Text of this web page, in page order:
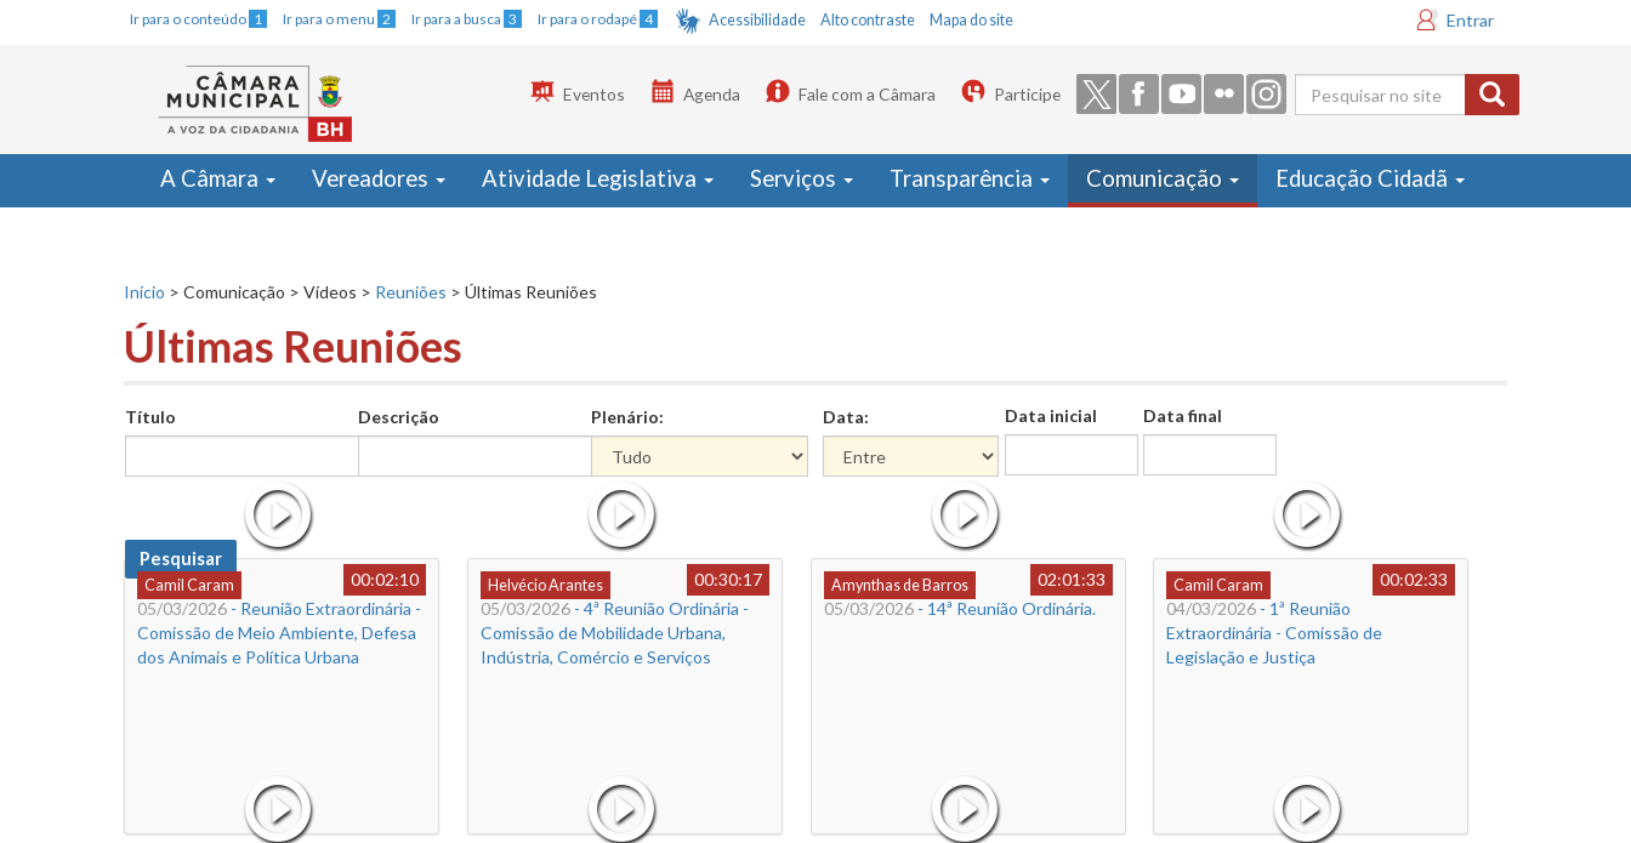
Ir para o conteúdo 1 Ir para o menu 2 Ir para a busca 3 Ir para o rodapé 4 Acessibilidade Alto contraste Mapa do site Entrar
Formulário
de busca
Eventos Agenda Fale com a Câmara Participe
A Câmara Vereadores Atividade Legislativa Serviços Transparência Comunicação Educação Cidadã
Início > Comunicação > Vídeos > Reuniões > Últimas Reuniões
Últimas Reuniões
Título Descrição Plenário: Data: Data inicial Data final
Pesquisar
Camil Caram
00:02:10
05/03/2026 - Reunião Extraordinária -
Comissão de Meio Ambiente, Defesa
dos Animais e Política Urbana
Helvécio Arantes
00:30:17
05/03/2026- 4ª Reunião Ordinária -
Comissão de Mobilidade Urbana,
Indústria, Comércio e Serviços
Amynthas de Barros
02:01:33
05/03/2026- 14ª Reunião Ordinária.
Camil Caram
00:02:33
04/03/2026 - 1ª Reunião
Extraordinária - Comissão de
Legislação e Justiça